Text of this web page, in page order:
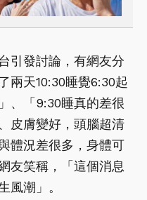
引發討論，有網友分
兩天10:30睡覺6:30起
、「9:30睡真的差很
皮膚變好，頭腦超清
體況差很多，身體可
友笑稱，「這個消息
風潮」。